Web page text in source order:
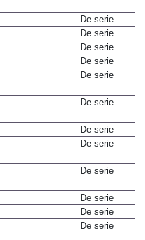
De serie
De serie
De serie
De serie
De serie
De serie
De serie
De serie
De serie
De serie
De serie
De serie